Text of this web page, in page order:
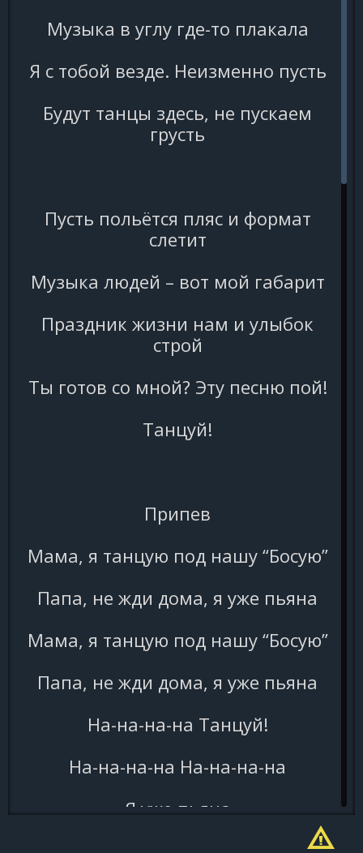
Музыка в углу где-то плакала
Я с тобой везде. Неизменно пусть
Будут танцы здесь, не пускаем
грусть
Пусть польётся пляс и формат
слетит
Музыка людей – вот мой габарит
Праздник жизни нам и улыбок
строй
Ты готов со мной? Эту песню пой!
Танцуй!
Припев
Мама, я танцую под нашу “Босую”
Папа, не жди дома, я уже пьяна
Мама, я танцую под нашу “Босую”
Папа, не жди дома, я уже пьяна
На-на-на-на Танцуй!
На-на-на-на На-на-на-на
Я уже пьяна